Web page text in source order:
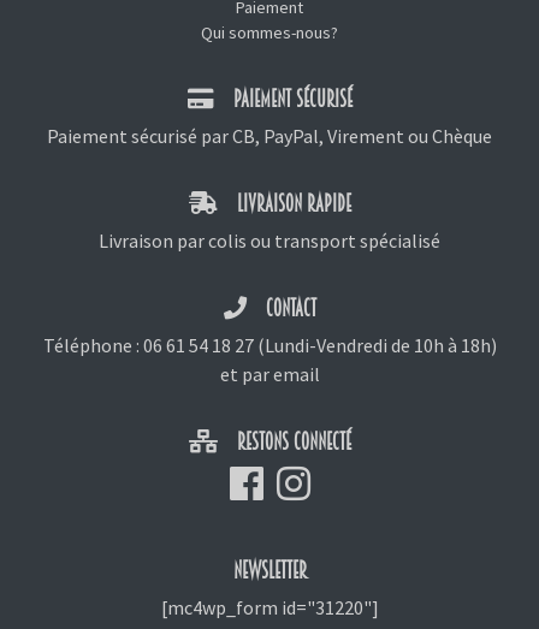
Paiement
Qui sommes-nous?
PAIEMENT SÉCURISÉ
Paiement sécurisé par CB, PayPal, Virement ou Chèque
LIVRAISON RAPIDE
Livraison par colis ou transport spécialisé
CONTACT
Téléphone : 06 61 54 18 27(Lundi-Vendredi de 10h à 18h)
et par email
RESTONS CONNECTÉ
NEWSLETTER
[mc4wp_form id="31220"]